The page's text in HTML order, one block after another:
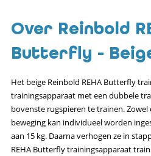
Over Reinbold
Butterfly -
Het beige Reinbold REHA Butterfly
trainingsapparaat met een dubbele
bovenste rugspieren te trainen.
beweging kan individueel worden
aan 15 kg. Daarna verhogen ze in
REHA Butterfly trainingsapparaat